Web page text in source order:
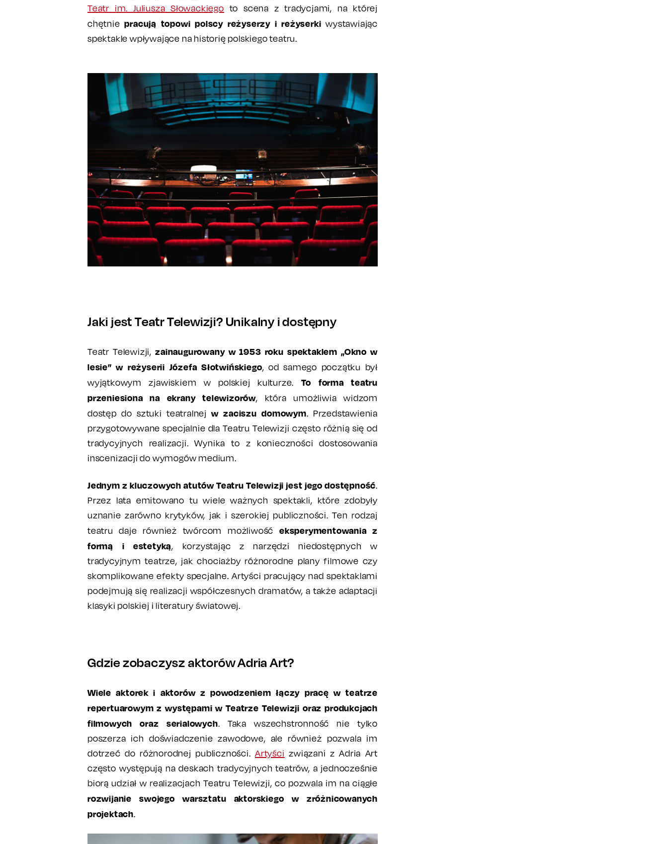
Teatr im. Juliusza Słowackiego to scena z tradycjami, na której
chętniepracują topowi polscy reżyserzy i reżyserki wystawiając
spektakle wpływające na historię polskiego teatru.
Jaki jest Teatr Telewizji? Unikalny i dostępny
Teatr Telewizji,zainaugurowany w 1953 roku spektaklem „Okno w
lesie” w reżyserii Józefa Słotwińskiego, od samego początku był
wyjątkowym zjawiskiem w polskiej kulturze. To forma teatru
przeniesiona na ekrany telewizorów, która umożliwia widzom
dostęp do sztuki teatralnejw zaciszu domowym. Przedstawienia
przygotowywane specjalnie dla Teatru Telewizji często różnią się od
tradycyjnych realizacji. Wynika to z konieczności dostosowania
inscenizacji do wymogów medium.
Jednym z kluczowych atutów Teatru Telewizji jest jego dostępność.
Przez lata emitowano tu wiele ważnych spektakli, które zdobyły
uznanie zarówno krytyków, jak i szerokiej publiczności. Ten rodzaj
teatru daje również twórcom możliwość eksperymentowania z
formą i estetyką, korzystając z narzędzi niedostępnych w
tradycyjnym teatrze, jak chociażby różnorodne plany filmowe czy
skomplikowane efekty specjalne. Artyści pracujący nad spektaklami
podejmują się realizacji współczesnych dramatów, a także adaptacji
klasyki polskiej i literatury światowej.
Gdzie zobaczysz aktorów Adria Art?
Wiele aktorek i aktorów z powodzeniem łączy pracę w teatrze
repertuarowym z występami w Teatrze Telewizji oraz produkcjach
filmowych oraz serialowych. Taka wszechstronność nie tylko
poszerza ich doświadczenie zawodowe, ale również pozwala im
dotrzeć do różnorodnej publiczności.Artyści związani z Adria Art
często występują na deskach tradycyjnych teatrów, a jednocześnie
biorą udział w realizacjach Teatru Telewizji, co pozwala im na ciągłe
rozwijanie swojego warsztatu aktorskiego w zróżnicowanych
projektach.